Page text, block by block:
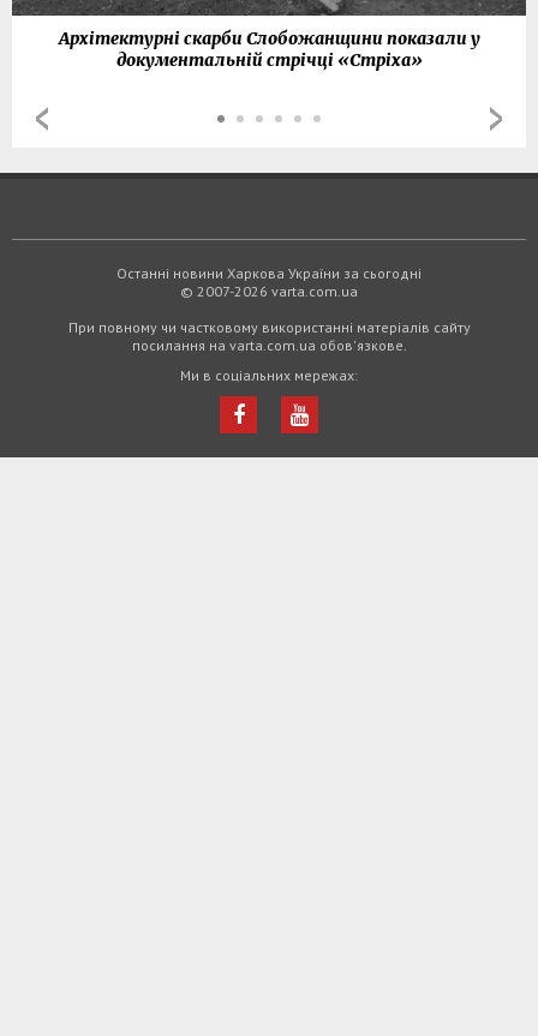
Архітектурні скарби Слобожанщини показали у
документальній стрічці «Стріха»
Останні новини Харкова України за сьогодні
© 2007-2026 varta.com.ua
При повному чи частковому використанні матеріалів сайту
посилання на varta.com.ua обов'язкове.
Ми в соціальних мережах: